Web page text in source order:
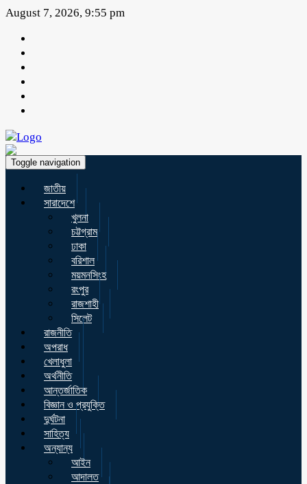
August 7, 2026, 9:55 pm
Toggle navigation
জাতীয়
সারাদেশে
খুলনা
চট্টগ্রাম
ঢাকা
বরিশাল
ময়মনসিংহ
রংপুর
রাজশাহী
সিলেট
রাজনীতি
অপরাধ
খেলাধুলা
অর্থনীতি
আন্তর্জাতিক
বিজ্ঞান ও প্রযুক্তি
দুর্ঘটনা
সাহিত্য
অন্যান্য
আইন
আদালত